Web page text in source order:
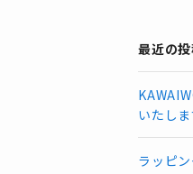
最近の
いたし
ラッピ